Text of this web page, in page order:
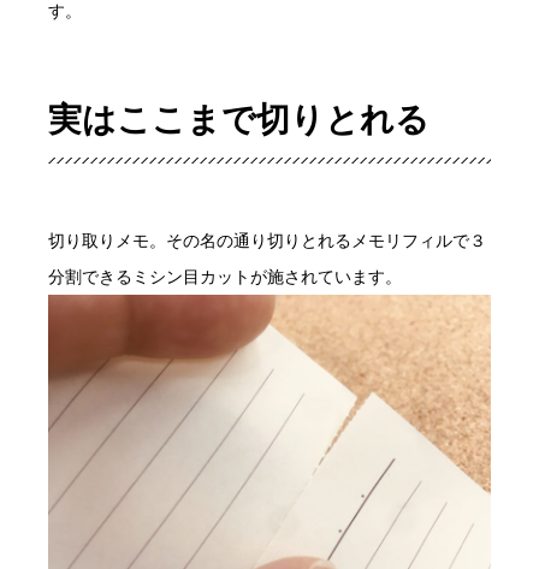
す。
実はここまで切りとれる
切り取りメモ。その名の通り切りとれるメモリフィルで３
分割できるミシン目カットが施されています。